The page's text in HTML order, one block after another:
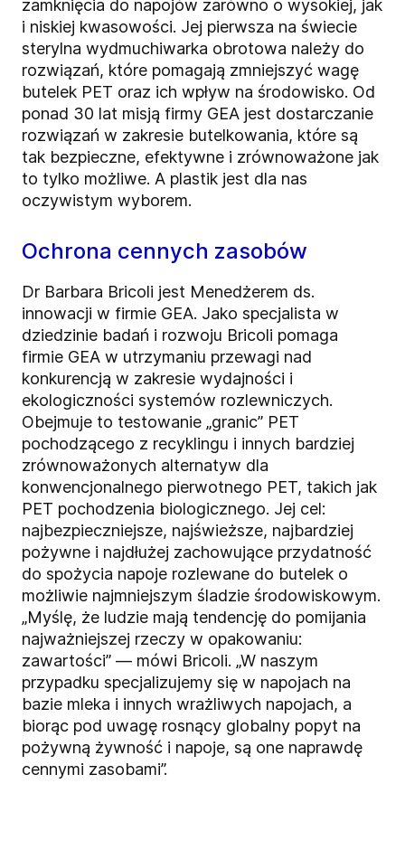
zamknięcia do napojów zarówno o wysokiej, jak
i niskiej kwasowości. Jej pierwsza na świecie
sterylna wydmuchiwarka obrotowa należy do
rozwiązań, które pomagają zmniejszyć wagę
butelek PET oraz ich wpływ na środowisko. Od
ponad 30 lat misją firmy GEA jest dostarczanie
rozwiązań w zakresie butelkowania, które są
tak bezpieczne, efektywne i zrównoważone jak
to tylko możliwe. A plastik jest dla nas
oczywistym wyborem.
Ochrona cennych zasobów
Dr Barbara Bricoli jest Menedżerem ds.
innowacji w firmie GEA. Jako specjalista w
dziedzinie badań i rozwoju Bricoli pomaga
firmie GEA w utrzymaniu przewagi nad
konkurencją w zakresie wydajności i
ekologiczności systemów rozlewniczych.
Obejmuje to testowanie „granic” PET
pochodzącego z recyklingu i innych bardziej
zrównoważonych alternatyw dla
konwencjonalnego pierwotnego PET, takich jak
PET pochodzenia biologicznego. Jej cel:
najbezpieczniejsze, najświeższe, najbardziej
pożywne i najdłużej zachowujące przydatność
do spożycia napoje rozlewane do butelek o
możliwie najmniejszym śladzie środowiskowym.
„Myślę, że ludzie mają tendencję do pomijania
najważniejszej rzeczy w opakowaniu:
zawartości” — mówi Bricoli. „W naszym
przypadku specjalizujemy się w napojach na
bazie mleka i innych wrażliwych napojach, a
biorąc pod uwagę rosnący globalny popyt na
pożywną żywność i napoje, są one naprawdę
cennymi zasobami”.